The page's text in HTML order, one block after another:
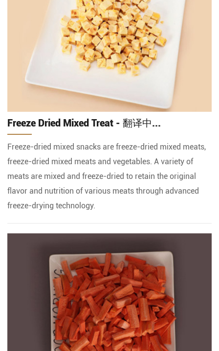
Freeze Dried Mixed Treat - 翻译中...
Freeze-dried mixed snacks are freeze-dried mixed meats,
freeze-dried mixed meats and vegetables. A variety of
meats are mixed and freeze-dried to retain the original
flavor and nutrition of various meats through advanced
freeze-drying technology.